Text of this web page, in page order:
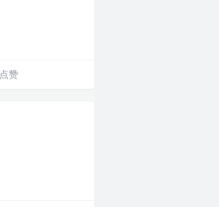
点赞